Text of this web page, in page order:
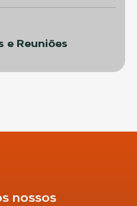
e Reuniões
nossos